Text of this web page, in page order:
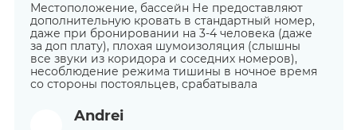
Местоположение, бассейн Не предоставляют
дополнительную кровать в стандартный номер,
даже при бронировании на 3-4 человека (даже
за доп плату), плохая шумоизоляция (слышны
все звуки из коридора и соседних номеров),
несоблюдение режима тишины в ночное время
со стороны постояльцев, срабатывала
Andrei